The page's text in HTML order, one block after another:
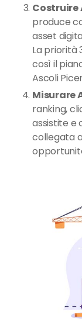
Costruire
produce
asset
La priorità
così il
Ascoli
Misurare
ranking,
assistite e
collegata